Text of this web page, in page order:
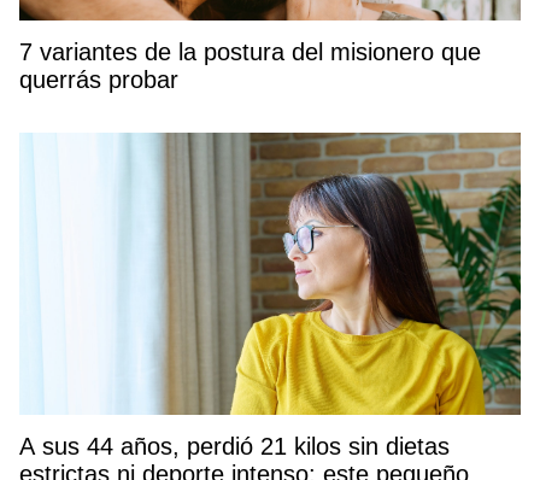
7 variantes de la postura del misionero que
querrás probar
A sus 44 años, perdió 21 kilos sin dietas
estrictas ni deporte intenso: este pequeño